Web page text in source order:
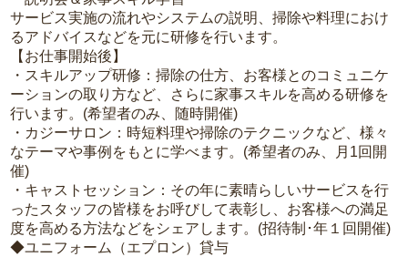
サービス実施の流れやシステムの説明、掃除や料理におけ
るアドバイスなどを元に研修を行います。
【お仕事開始後】
・スキルアップ研修：掃除の仕方、お客様とのコミュニケ
ーションの取り方など、さらに家事スキルを高める研修を
行います。(希望者のみ、随時開催)
・カジーサロン：時短料理や掃除のテクニックなど、様々
なテーマや事例をもとに学べます。(希望者のみ、月1回開
催)
・キャストセッション：その年に素晴らしいサービスを行
ったスタッフの皆様をお呼びして表彰し、お客様への満足
度を高める方法などをシェアします。(招待制･年１回開催)
◆ユニフォーム（エプロン）貸与